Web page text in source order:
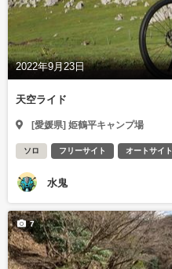
2022年9月23日
天空ライド
[愛媛県] 姫鶴平キャンプ場
ソロ フリーサイト オートサイト
水鬼
7